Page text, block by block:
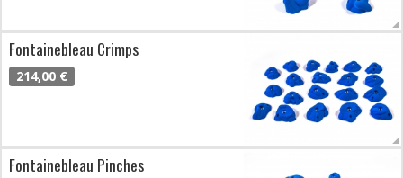
Fontainebleau Crimps
214,00 €
Fontainebleau Pinches